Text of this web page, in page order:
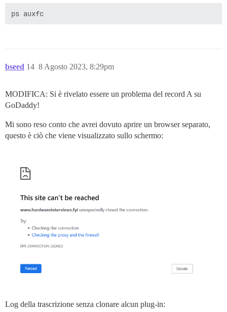
bseed 8 Agosto 2023, 8:29pm
14
MODIFICA: Si è rivelato essere un problema del record A su
GoDaddy!
Mi sono reso conto che avrei dovuto aprire un browser separato,
questo è ciò che viene visualizzato sullo schermo:
Log della trascrizione senza clonare alcun plug-in: